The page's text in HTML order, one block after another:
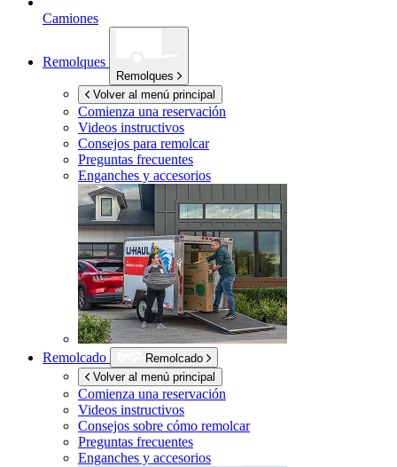
Camiones
Remolques
Remolques
Volver al menú principal
Comienza una reservación
Videos instructivos
Consejos para remolcar
Preguntas frecuentes
Enganches y accesorios
Remolcado
Remolcado
Volver al menú principal
Comienza una reservación
Videos instructivos
Consejos sobre cómo remolcar
Preguntas frecuentes
Enganches y accesorios